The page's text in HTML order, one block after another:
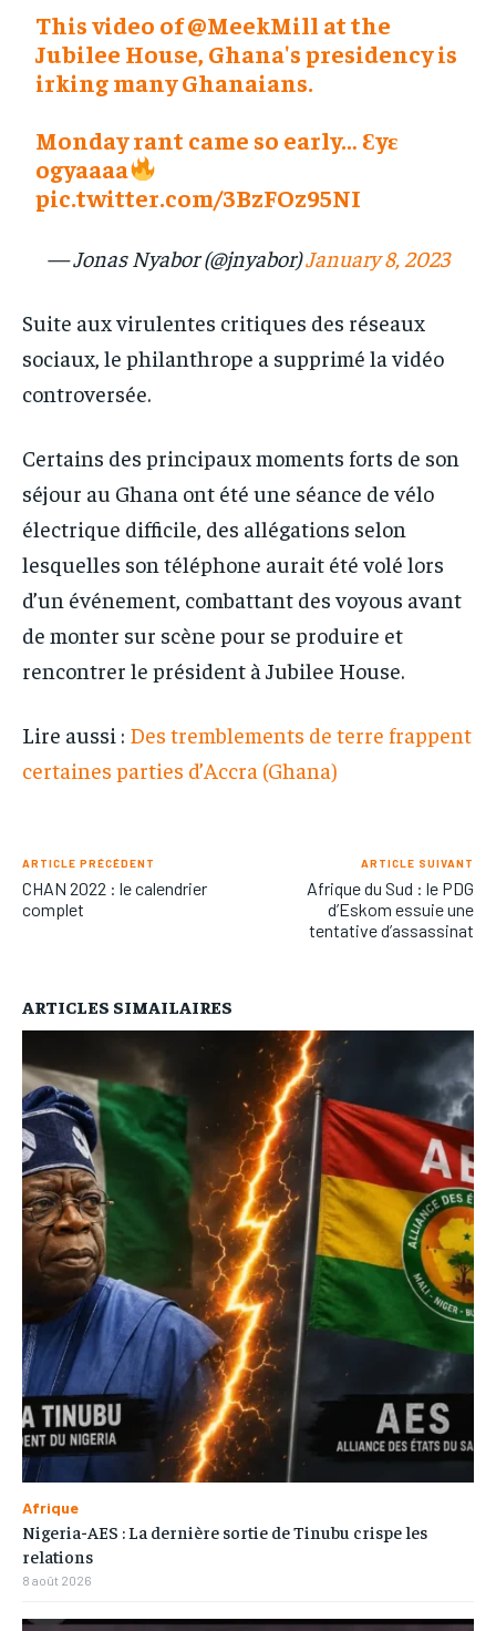
This video of@MeekMill at the
Jubilee House, Ghana's presidency is
irking many Ghanaians.
Monday rant came so early… Ɛyɛ
ogyaaaa
pic.twitter.com/3BzFOz95NI
— Jonas Nyabor (@jnyabor)January 8, 2023
Suite aux virulentes critiques des réseaux
sociaux, le philanthrope a supprimé la vidéo
controversée.
Certains des principaux moments forts de son
séjour au Ghana ont été une séance de vélo
électrique difficile, des allégations selon
lesquelles son téléphone aurait été volé lors
d’un événement, combattant des voyous avant
de monter sur scène pour se produire et
rencontrer le président à Jubilee House.
Lire aussi : Des tremblements de terre frappent
certaines parties d’Accra (Ghana)
ARTICLE PRÉCÉDENT
CHAN 2022 : le calendrier
complet
ARTICLE SUIVANT
Afrique du Sud : le PDG
d’Eskom essuie une
tentative d’assassinat
ARTICLES SIMAILAIRES
Afrique
Nigeria-AES : La dernière sortie de Tinubu crispe les
relations
8 août 2026